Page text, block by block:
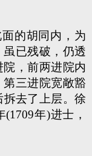
的胡同内，为
已残破，仍透
，前两进院内
三进院宽敞豁
拆去了上层。徐
年)进士，